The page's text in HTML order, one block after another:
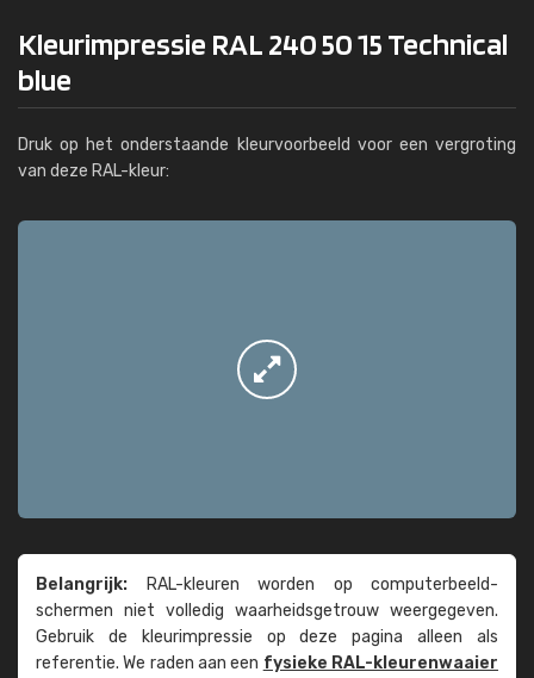
Kleurimpressie RAL 240 50 15 Technical
blue
Druk op het onderstaande kleurvoorbeeld voor een vergroting
van deze RAL-kleur:
Belangrijk: RAL-kleuren worden op computer­beeld­
schermen niet volledig waarheids­­getrouw weer­gegeven.
Gebruik de kleur­impressie op deze pagina alleen als
referentie. We raden aan een fysieke RAL-kleuren­waaier